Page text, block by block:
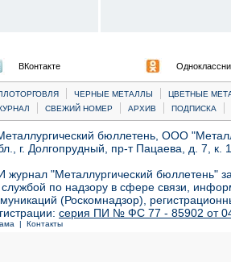
ВКонтакте
| ЧЕРНЫЕ МЕТАЛЛЫ |
ЦВЕТНЫЕ
| СВЕЖИЙ НОМЕР | АРХИВ | ПОДПИСКА |
бюллетень, ООО
г. Долгопрудный, пр-т Пацаева, д. 7,
"Металлургический бюллетень"
по надзору в сфере связи,
(Роскомнадзор),
серия ПИ № ФС 77 - 85902 от 04
| Контакты